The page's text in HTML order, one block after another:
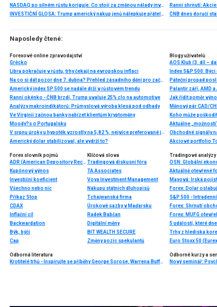
NASDAQ po silném růstu koriguje. Co stojí za změnou nálady investorů?
INVESTIČNÍ GLOSA: Trump americký nákup jenů nálepkuje přátelstvím. Pravda je jinde
ČNB dnes doručí
Naposledy čtené:
Forexové online zpravodajství
Grécko
Libra pokračuje v růstu, trhy čekají na evropskou inflaci
Na co si dát pozor dne 7. dubna? Přehled zásadního dění pro začátečníky
Americký index SP 500 se nadále drží v růstovém trendu
Ranní okénko - ČNB brzdí, Trump uvaluje 25% clo na automotive
Analýzy makroindikátorů: Průmyslová výroba klesá pod odhady
Ve Virginii začnou banky nabízet klientům kryptoměny
Moody?s o Portugalsku
V srpnu úroky u hypoték vzrostly na 5,82 %, nejvíce preferované jsou stále pětileté fixace sazeb
Americký dolar stabilizoval, ale vydrží to?
Blogy uživatelů
AOS Klub (3. díl –
Index S&P 500:
Páteční propad
Jak řídit poměr
Měnový pár CAD/
Koho může
Aktuálne
Forex slovník pojmů
ADR (American Depository Receipt)
Kupónový výnos
Investiční koeficient
Všechno nebo nic
Příkaz Stop
CDAX
Inflační cíl
Backwardation
Býk, býčí
Cap
Klíčová slova
Tradingová diskusní fóra
TA Associates
Voya Investment Management
Nákupu státních dluhopisů
Tchajwanská firma
Úrokové sazby v Maďarsku
Radek Babčan
Digitální měny
BIT WEALTH SECURE
Změny pozic spekulantů
Tradingové analýzy
Aktuálně otevřené
S&P 500 -
Forex: Shrnutí
Forex: MUFG
5 událostí, které
Trhy z hlediska
Euro Stoxx 50
Odborná literatura
Krotitelé trhů - Inspirujte se příběhy George Sorose, Warrena Buffetta a Paula Volckera
Odborné kurzy a